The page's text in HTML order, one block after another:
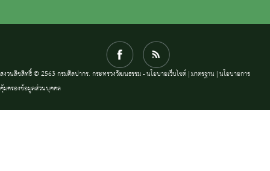
สงวนลิขสิทธิ์ © 2563 กรมศิลปากร. กระทรวงวัฒนธรรม -นโยบายเว็บไซต์|มาตรฐาน |นโยบายการ
คุ้มครองข้อมูลส่วนบุคคล